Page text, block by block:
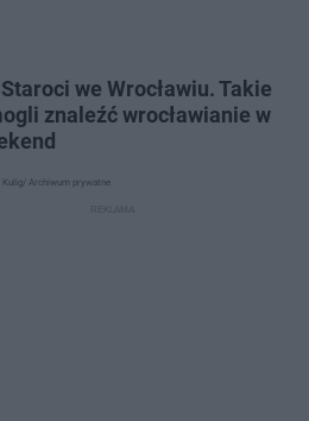
Staroci we Wrocławiu. Takie
znaleźć wrocławianie w
Archiwum prywatne